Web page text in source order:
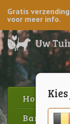
Gratis
voor meer info.
Home
Barbecue